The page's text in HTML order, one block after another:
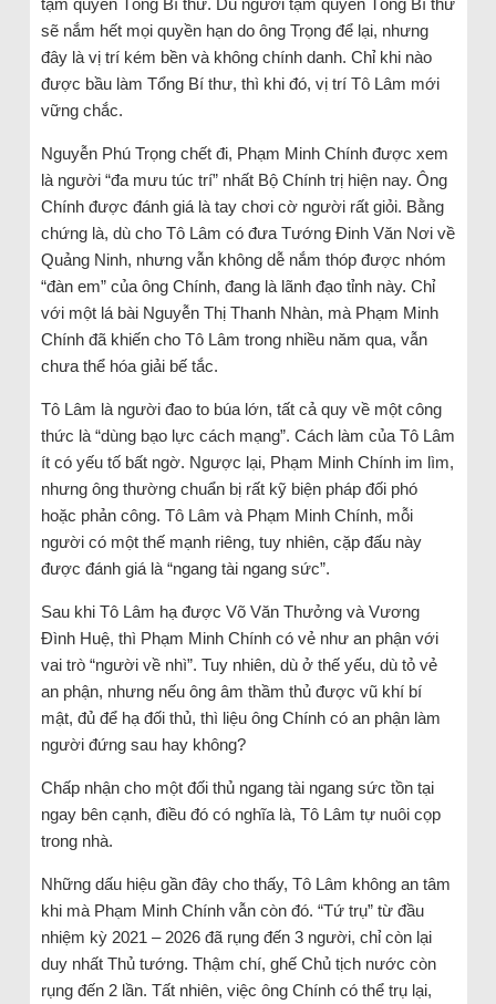
sẽ nắm hết mọi quyền hạn do ông Trọng để lại, nhưng
đây là vị trí kém bền và không chính danh. Chỉ khi nào
được bầu làm Tổng Bí thư, thì khi đó, vị trí Tô Lâm mới
vững chắc.
Nguyễn Phú Trọng chết đi, Phạm Minh Chính được xem
là người “đa mưu túc trí” nhất Bộ Chính trị hiện nay. Ông
Chính được đánh giá là tay chơi cờ người rất giỏi. Bằng
chứng là, dù cho Tô Lâm có đưa Tướng Đinh Văn Nơi về
Quảng Ninh, nhưng vẫn không dễ nắm thóp được nhóm
“đàn em” của ông Chính, đang là lãnh đạo tỉnh này. Chỉ
với một lá bài Nguyễn Thị Thanh Nhàn, mà Phạm Minh
Chính đã khiến cho Tô Lâm trong nhiều năm qua, vẫn
chưa thể hóa giải bế tắc.
Tô Lâm là người đao to búa lớn, tất cả quy về một công
thức là “dùng bạo lực cách mạng”. Cách làm của Tô Lâm
ít có yếu tố bất ngờ. Ngược lại, Phạm Minh Chính im lìm,
nhưng ông thường chuẩn bị rất kỹ biện pháp đối phó
hoặc phản công. Tô Lâm và Phạm Minh Chính, mỗi
người có một thế mạnh riêng, tuy nhiên, cặp đấu này
được đánh giá là “ngang tài ngang sức”.
Sau khi Tô Lâm hạ được Võ Văn Thưởng và Vương
Đình Huệ, thì Phạm Minh Chính có vẻ như an phận với
vai trò “người về nhì”. Tuy nhiên, dù ở thế yếu, dù tỏ vẻ
an phận, nhưng nếu ông âm thầm thủ được vũ khí bí
mật, đủ để hạ đối thủ, thì liệu ông Chính có an phận làm
người đứng sau hay không?
Chấp nhận cho một đối thủ ngang tài ngang sức tồn tại
ngay bên cạnh, điều đó có nghĩa là, Tô Lâm tự nuôi cọp
trong nhà.
Những dấu hiệu gần đây cho thấy, Tô Lâm không an tâm
khi mà Phạm Minh Chính vẫn còn đó. “Tứ trụ” từ đầu
nhiệm kỳ 2021 – 2026 đã rụng đến 3 người, chỉ còn lại
duy nhất Thủ tướng. Thậm chí, ghế Chủ tịch nước còn
rụng đến 2 lần. Tất nhiên, việc ông Chính có thể trụ lại,